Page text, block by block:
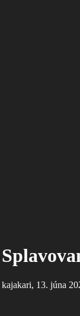
kajakari, 13. júna